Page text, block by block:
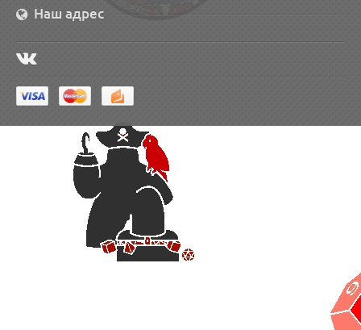
Наш адрес